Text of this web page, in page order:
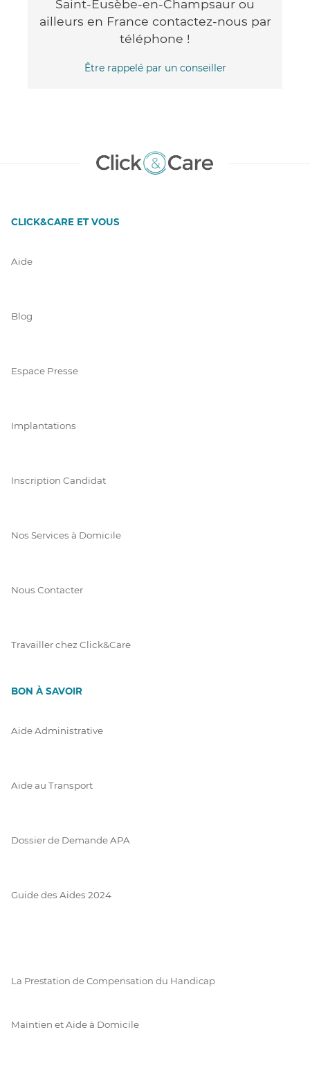
Saint-Eusèbe-en-Champsaur ou
ailleurs en France contactez-nous par
téléphone !
Être rappelé par un conseiller
CLICK&CARE ET VOUS
Aide
Blog
Espace Presse
Implantations
Inscription Candidat
Nos Services à Domicile
Nous Contacter
Travailler chez Click&Care
BON À SAVOIR
Aide Administrative
Aide au Transport
Dossier de Demande APA
Guide des Aides 2024
La Prestation de Compensation du Handicap
Maintien et Aide à Domicile